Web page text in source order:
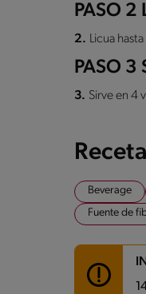
PASO 2
2. Licua
PASO
3. Sirve en 4
Beverage
Fuente de